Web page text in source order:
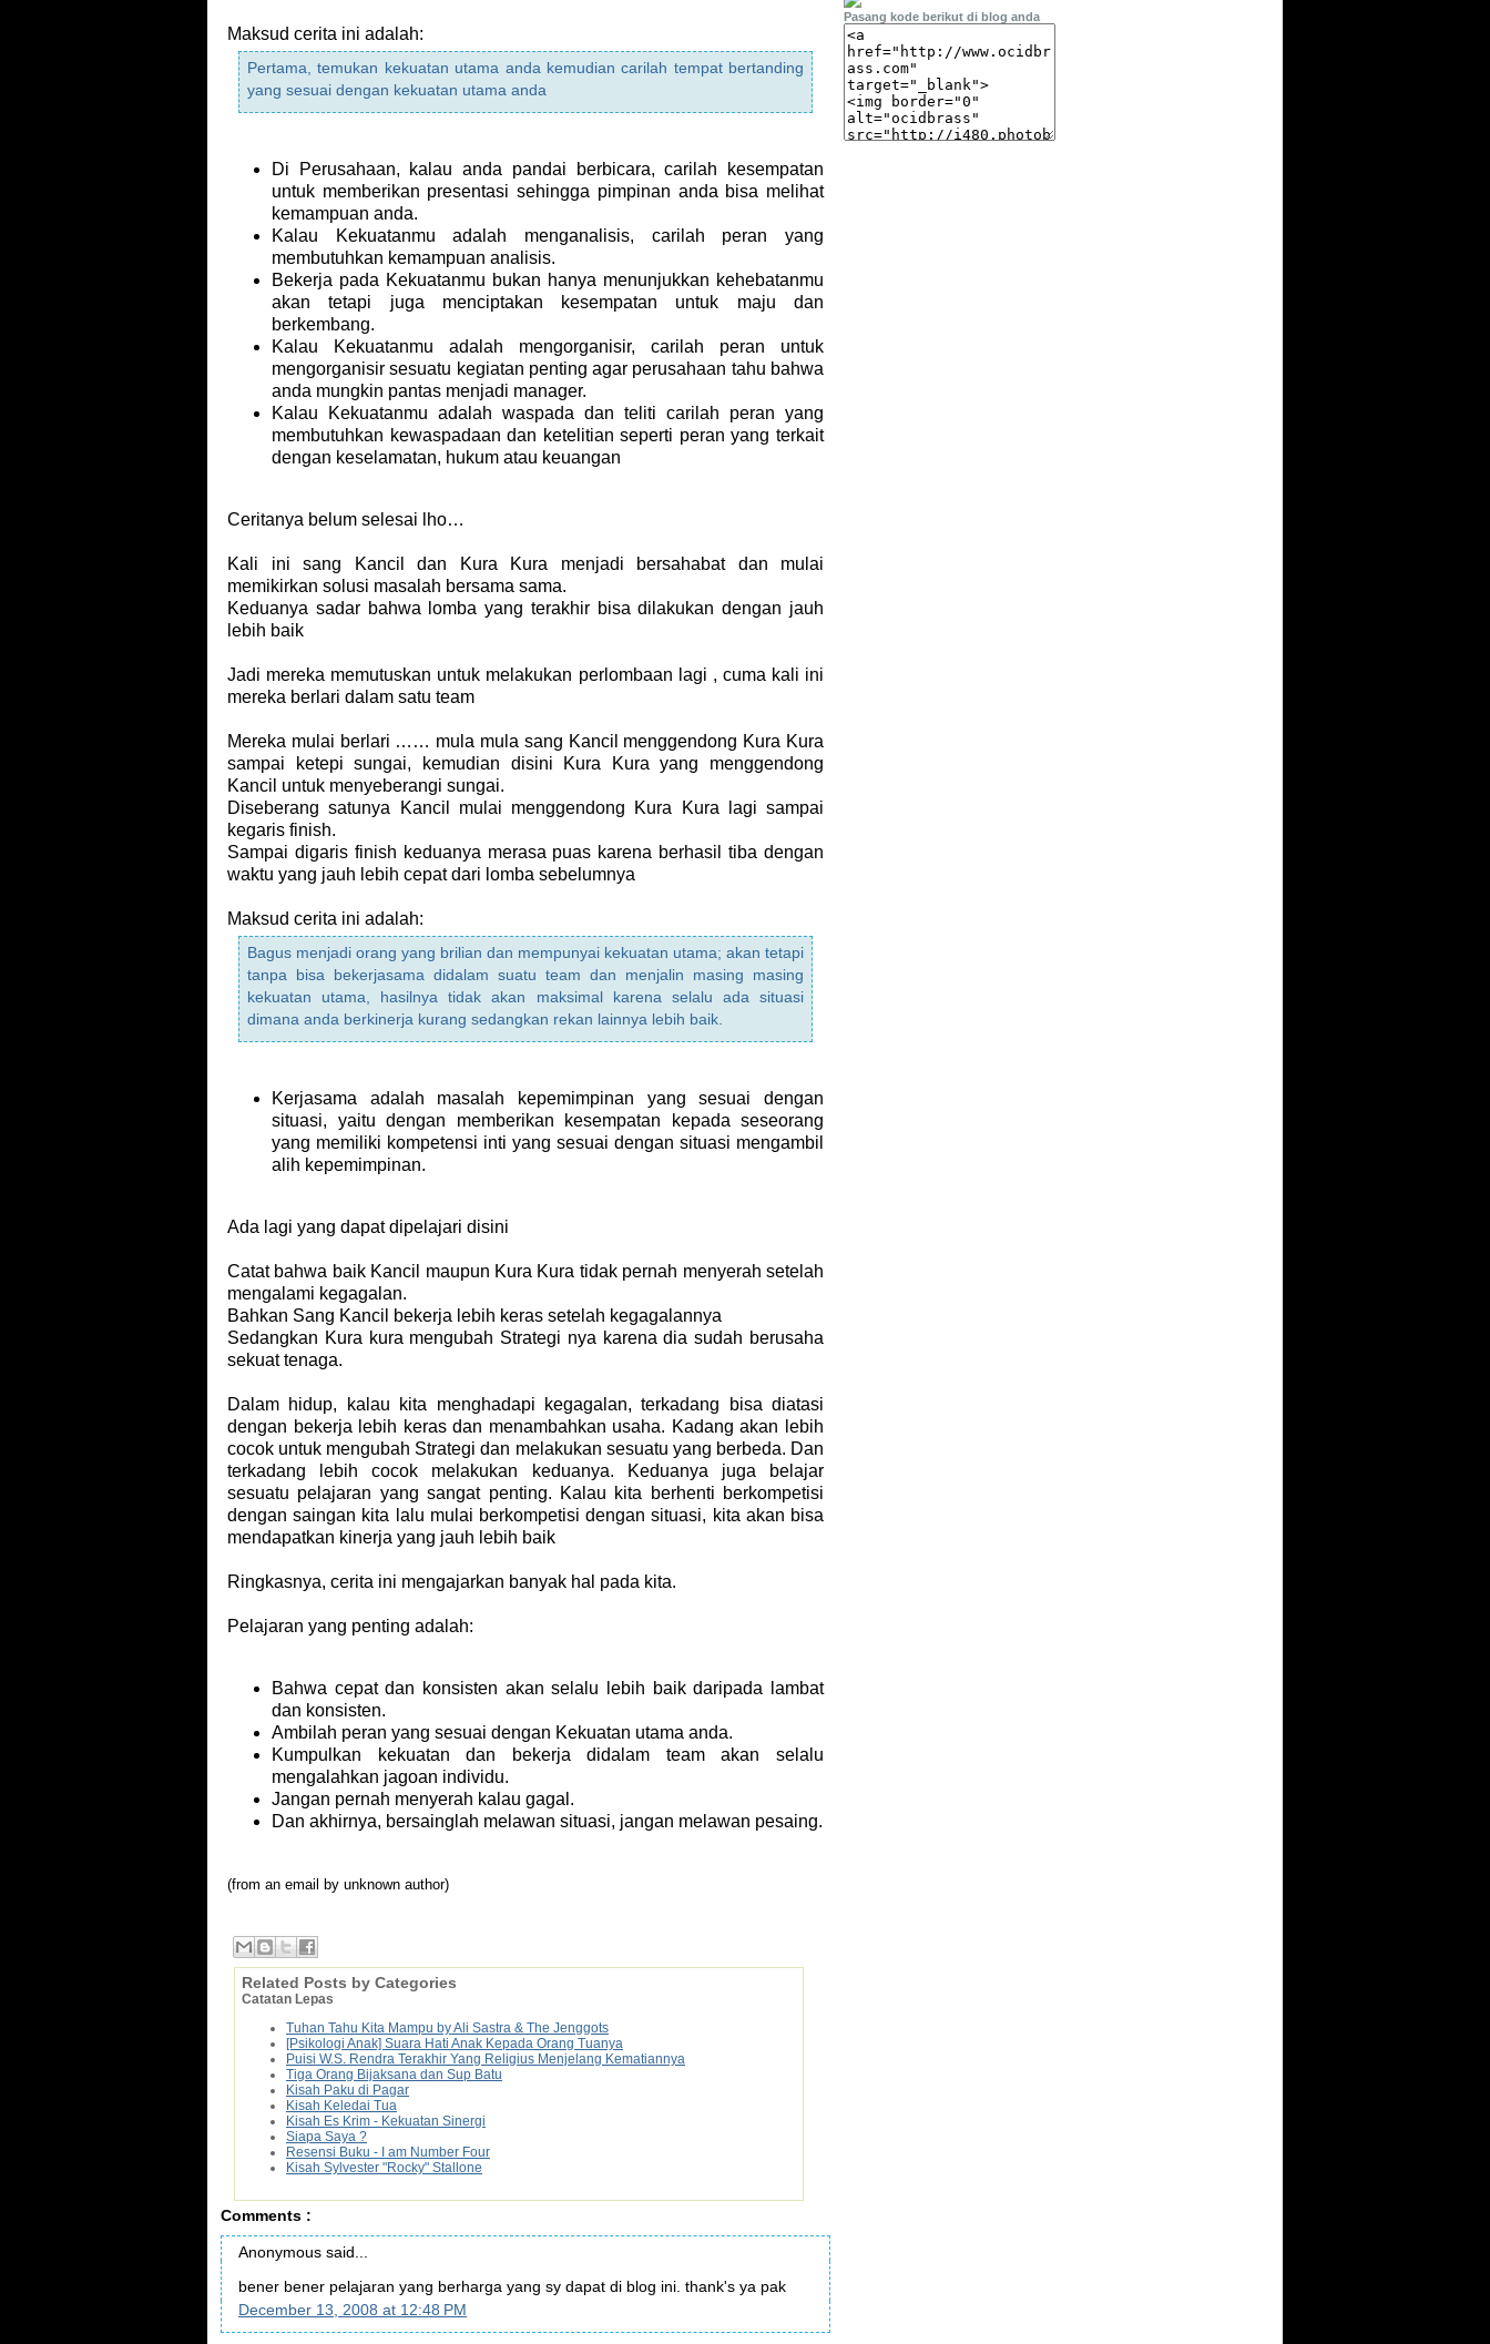
Maksud cerita ini adalah:
Pertama, temukan kekuatan utama anda kemudian carilah tempat bertanding
yang sesuai dengan kekuatan utama anda
Di Perusahaan, kalau anda pandai berbicara, carilah kesempatan
untuk memberikan presentasi sehingga pimpinan anda bisa melihat
kemampuan anda.
Kalau Kekuatanmu adalah menganalisis, carilah peran yang
membutuhkan kemampuan analisis.
Bekerja pada Kekuatanmu bukan hanya menunjukkan kehebatanmu
akan tetapi juga menciptakan kesempatan untuk maju dan
berkembang.
Kalau Kekuatanmu adalah mengorganisir, carilah peran untuk
mengorganisir sesuatu kegiatan penting agar perusahaan tahu bahwa
anda mungkin pantas menjadi manager.
Kalau Kekuatanmu adalah waspada dan teliti carilah peran yang
membutuhkan kewaspadaan dan ketelitian seperti peran yang terkait
dengan keselamatan, hukum atau keuangan
Ceritanya belum selesai lho…
Kali ini sang Kancil dan Kura Kura menjadi bersahabat dan mulai
memikirkan solusi masalah bersama sama.
Keduanya sadar bahwa lomba yang terakhir bisa dilakukan dengan jauh
lebih baik
Jadi mereka memutuskan untuk melakukan perlombaan lagi , cuma kali ini
mereka berlari dalam satu team
Mereka mulai berlari …… mula mula sang Kancil menggendong Kura Kura
sampai ketepi sungai, kemudian disini Kura Kura yang menggendong
Kancil untuk menyeberangi sungai.
Diseberang satunya Kancil mulai menggendong Kura Kura lagi sampai
kegaris finish.
Sampai digaris finish keduanya merasa puas karena berhasil tiba dengan
waktu yang jauh lebih cepat dari lomba sebelumnya
Maksud cerita ini adalah:
Bagus menjadi orang yang brilian dan mempunyai kekuatan utama; akan tetapi
tanpa bisa bekerjasama didalam suatu team dan menjalin masing masing
kekuatan utama, hasilnya tidak akan maksimal karena selalu ada situasi
dimana anda berkinerja kurang sedangkan rekan lainnya lebih baik.
Kerjasama adalah masalah kepemimpinan yang sesuai dengan
situasi, yaitu dengan memberikan kesempatan kepada seseorang
yang memiliki kompetensi inti yang sesuai dengan situasi mengambil
alih kepemimpinan.
Ada lagi yang dapat dipelajari disini
Catat bahwa baik Kancil maupun Kura Kura tidak pernah menyerah setelah
mengalami kegagalan.
Bahkan Sang Kancil bekerja lebih keras setelah kegagalannya
Sedangkan Kura kura mengubah Strategi nya karena dia sudah berusaha
sekuat tenaga.
Dalam hidup, kalau kita menghadapi kegagalan, terkadang bisa diatasi
dengan bekerja lebih keras dan menambahkan usaha. Kadang akan lebih
cocok untuk mengubah Strategi dan melakukan sesuatu yang berbeda. Dan
terkadang lebih cocok melakukan keduanya. Keduanya juga belajar
sesuatu pelajaran yang sangat penting. Kalau kita berhenti berkompetisi
dengan saingan kita lalu mulai berkompetisi dengan situasi, kita akan bisa
mendapatkan kinerja yang jauh lebih baik
Ringkasnya, cerita ini mengajarkan banyak hal pada kita.
Pelajaran yang penting adalah:
Bahwa cepat dan konsisten akan selalu lebih baik daripada lambat
dan konsisten.
Ambilah peran yang sesuai dengan Kekuatan utama anda.
Kumpulkan kekuatan dan bekerja didalam team akan selalu
mengalahkan jagoan individu.
Jangan pernah menyerah kalau gagal.
Dan akhirnya, bersainglah melawan situasi, jangan melawan pesaing.
(from an email by unknown author)
Related Posts by Categories
Catatan Lepas
Tuhan Tahu Kita Mampu by Ali Sastra & The Jenggots
[Psikologi Anak] Suara Hati Anak Kepada Orang Tuanya
Puisi W.S. Rendra Terakhir Yang Religius Menjelang Kematiannya
Tiga Orang Bijaksana dan Sup Batu
Kisah Paku di Pagar
Kisah Keledai Tua
Kisah Es Krim - Kekuatan Sinergi
Siapa Saya ?
Resensi Buku - I am Number Four
Kisah Sylvester "Rocky" Stallone
Comments :
Anonymous said...
bener bener pelajaran yang berharga yang sy dapat di blog ini. thank's ya pak
December 13, 2008 at 12:48 PM
Pasang kode berikut di blog anda